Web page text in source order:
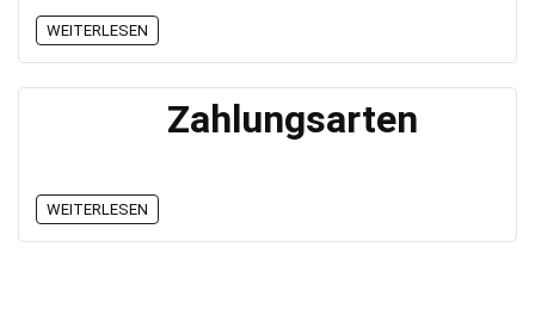
WEITERLESEN
Zahlungsarten
WEITERLESEN